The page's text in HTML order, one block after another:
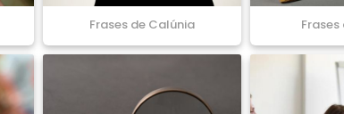
Frases de Calúnia Frases